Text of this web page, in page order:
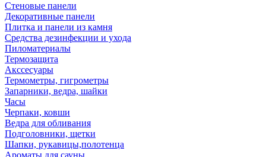
Стеновые панели
Декоративные панели
Плитка и панели из камня
Средства дезинфекции и ухода
Пиломатериалы
Термозащита
Аксcесуары
Термометры, гигрометры
Запарники, ведра, шайки
Часы
Черпаки, ковши
Ведра для обливания
Подголовники, щетки
Шапки, рукавицы,полотенца
Ароматы для сауны